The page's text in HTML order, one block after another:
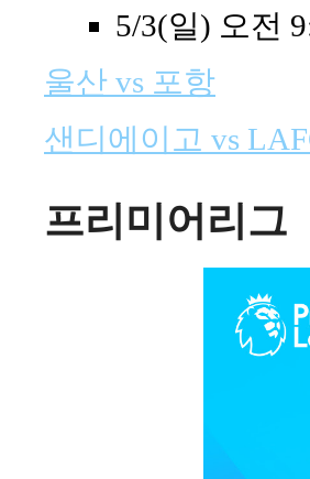
5/3(일) 오전
울산 vs 포항
샌디에이고 vs
프리미어리그